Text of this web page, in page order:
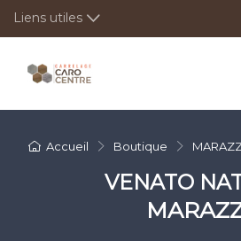
Liens utiles
Accueil Boutique
VENATO